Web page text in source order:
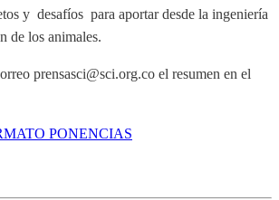
y desafíos para aportar desde la ingeniería
de los animales.
prensasci@sci.org.co el resumen en el
PONENCIAS